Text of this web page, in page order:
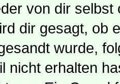
von dir selbst
dir gesagt, ob
wurde,
nicht erhalten